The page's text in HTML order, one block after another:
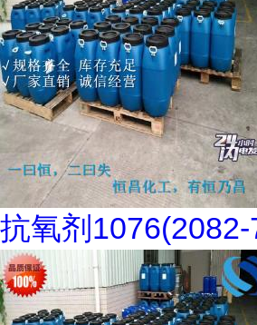
抗氧剂1076(2082-